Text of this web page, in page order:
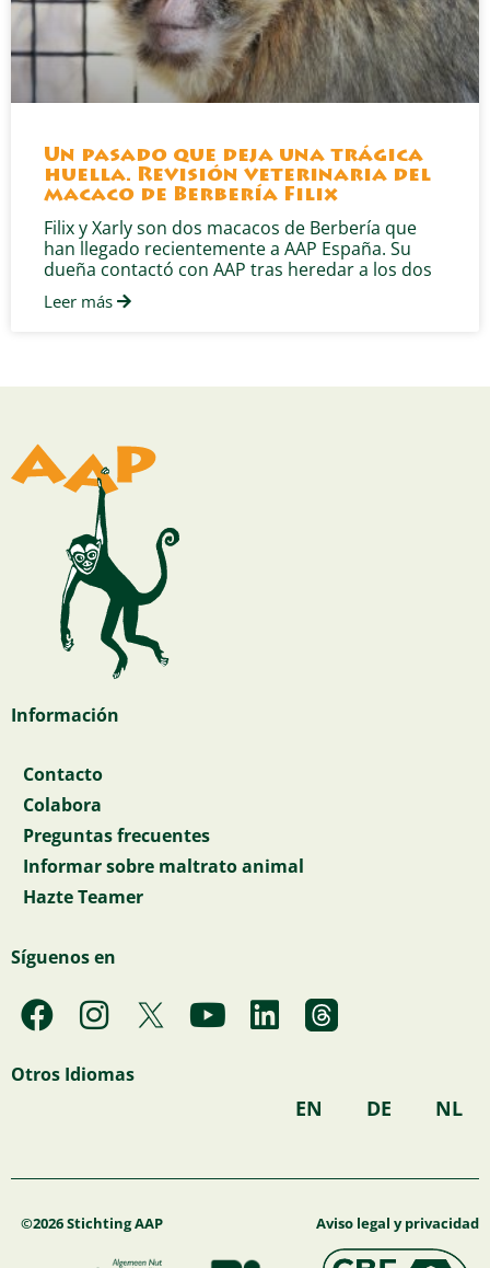
Un pasado que deja una trágica
huella. Revisión veterinaria del
macaco de Berbería Filix
Filix y Xarly son dos macacos de Berbería que
han llegado recientemente a AAP España. Su
dueña contactó con AAP tras heredar a los dos
Leer más
Información
Contacto
Colabora
Preguntas frecuentes
Informar sobre maltrato animal
Hazte Teamer
Síguenos en
F
a
c
o
k
I
n
s
g
a
Y
o
b
L
i
d
Otros Idiomas
EN DE NL
©2026 Stichting AAP Aviso legal y privacidad